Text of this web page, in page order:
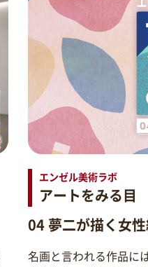
エンゼル美術ラボ
アートをみる目
04 夢二が描く女
名画と言われる作品に